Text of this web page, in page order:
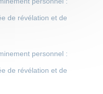
de révélation et de
personnel :
de révélation et de